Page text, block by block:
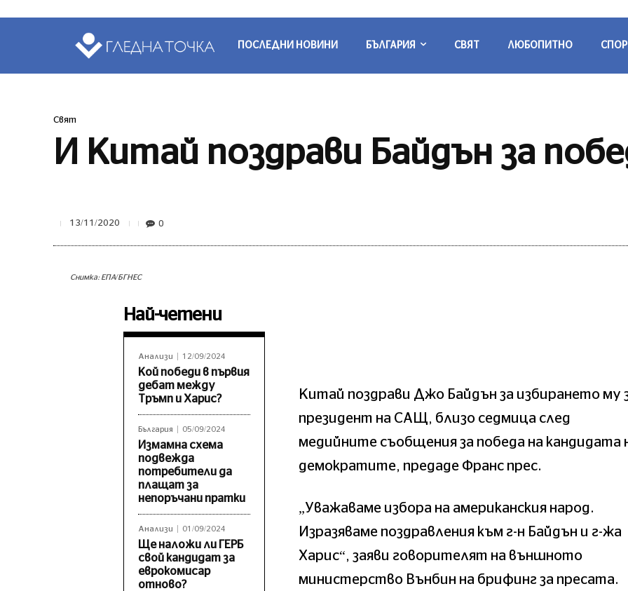
ПОСЛЕДНИ НОВИНИ БЪЛГАРИЯ СВЯТ ЛЮБОПИТНО
Свят
И Китай поздрави Байдън за
13/11/2020 0
Снимка: ЕПА/БГНЕС
Най-четени
Анализи 12/09/2024
Кой победи в първия
дебат между
Тръмп и Харис?
България 05/09/2024
Измамна схема
подвежда
потребители да
плащат за
непоръчани пратки
Анализи 01/09/2024
Ще наложи ли ГЕРБ
свой кандидат за
еврокомисар
отново?
Китай поздрави Джо Байдън за избирането му
президент на САЩ, близо седмица след
медийните съобщения за победа на кандидата
демократите, предаде Франс прес.
„Уважаваме избора на американския народ.
Изразяваме поздравления към г-н Байдън и г-жа
Харис“, заяви говорителят на външното
министерство Вънбин на брифинг за пресата.